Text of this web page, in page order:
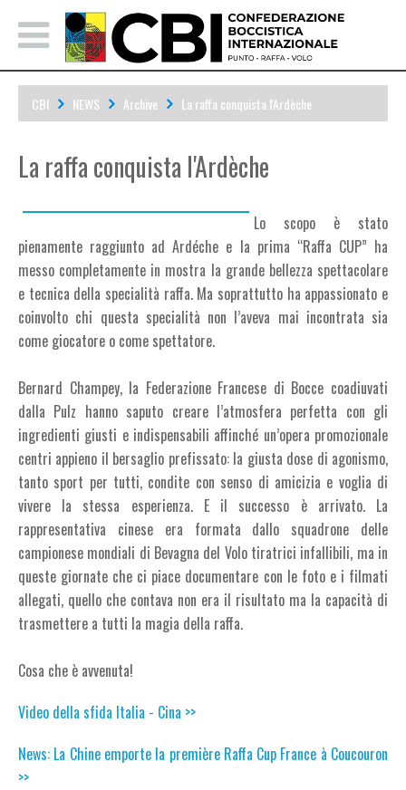
CBI NEWS Archive La raffa conquista l'Ardèche
La raffa conquista l'Ardèche
Lo scopo è stato
pienamente raggiunto ad Ardéche e la prima “Raffa CUP” ha
messo completamente in mostra la grande bellezza spettacolare
e tecnica della specialità raffa. Ma soprattutto ha appassionato e
coinvolto chi questa specialità non l’aveva mai incontrata sia
come giocatore o come spettatore.
Bernard Champey, la Federazione Francese di Bocce coadiuvati
dalla Pulz hanno saputo creare l’atmosfera perfetta con gli
ingredienti giusti e indispensabili affinché un’opera promozionale
centri appieno il bersaglio prefissato: la giusta dose di agonismo,
tanto sport per tutti, condite con senso di amicizia e voglia di
vivere la stessa esperienza. E il successo è arrivato. La
rappresentativa cinese era formata dallo squadrone delle
campionese mondiali di Bevagna del Volo tiratrici infallibili, ma in
queste giornate che ci piace documentare con le foto e i filmati
allegati, quello che contava non era il risultato ma la capacità di
trasmettere a tutti la magia della raffa.
Cosa che è avvenuta!
Video della sfida Italia - Cina >>
News: La Chine emporte la première Raffa Cup France à Coucouron
>>